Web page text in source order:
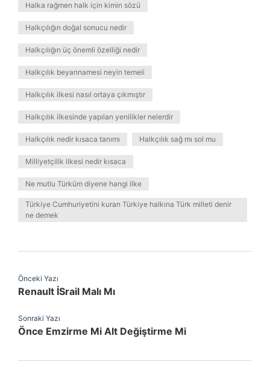
Halka rağmen halk için kimin sözü
Halkçılığın doğal sonucu nedir
Halkçılığın üç önemli özelliği nedir
Halkçılık beyannamesi neyin temeli
Halkçılık ilkesi nasıl ortaya çıkmıştır
Halkçılık ilkesinde yapılan yenilikler nelerdir
Halkçılık nedir kısaca tanımı Halkçılık sağ mı sol mu
Milliyetçilik ilkesi nedir kısaca
Ne mutlu Türküm diyene hangi ilke
Türkiye Cumhuriyetini kuran Türkiye halkına Türk milleti denir
ne demek
Önceki Yazı
Renault İSrail Malı Mı
Sonraki Yazı
Önce Emzirme Mi Alt Değiştirme Mi